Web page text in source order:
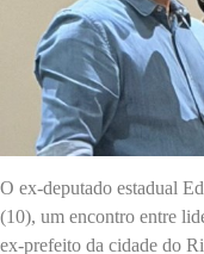
O ex-deputado estadual
(10), um encontro entre
ex-prefeito da cidade do